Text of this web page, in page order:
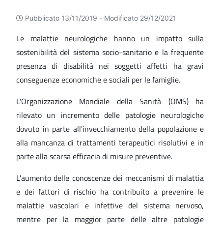
Pubblicato 13/11/2019 - Modificato 29/12/2021
Le malattie neurologiche hanno un impatto sulla
sostenibilità del sistema socio-sanitario e la frequente
presenza di disabilità nei soggetti affetti ha gravi
conseguenze economiche e sociali per le famiglie.
L'Organizzazione Mondiale della Sanità (OMS) ha
rilevato un incremento delle patologie neurologiche
dovuto in parte all'invecchiamento della popolazione e
alla mancanza di trattamenti terapeutici risolutivi e in
parte alla scarsa efficacia di misure preventive.
L'aumento delle conoscenze dei meccanismi di malattia
e dei fattori di rischio ha contribuito a prevenire le
malattie vascolari e infettive del sistema nervoso,
mentre per la maggior parte delle altre patologie